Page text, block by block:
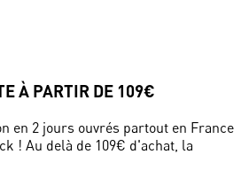
À PARTIR DE 109€
en 2 jours ouvrés partout en France
! Au delà de 109€ d'achat, la